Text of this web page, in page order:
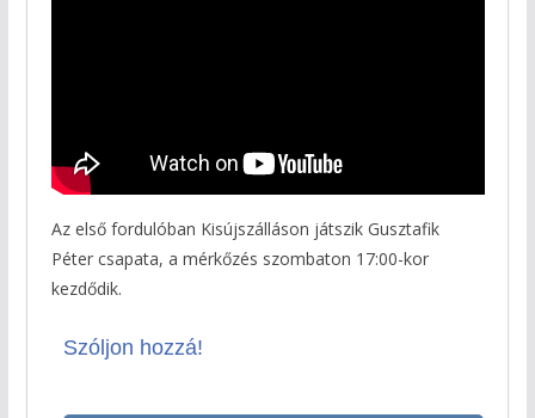
Az első fordulóban Kisújszálláson játszik Gusztafik
Péter csapata, a mérkőzés szombaton 17:00-kor
kezdődik.
Szóljon hozzá!